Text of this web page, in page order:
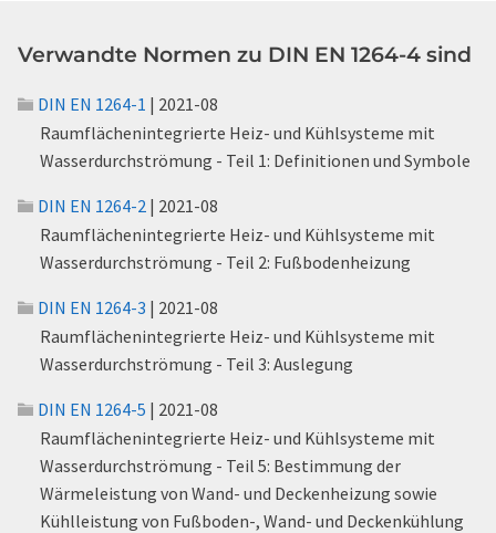
Verwandte Normen zu DIN EN 1264-4 sind
DIN EN 1264-1 | 2021-08
Raumflächenintegrierte Heiz- und Kühlsysteme mit
Wasserdurchströmung - Teil 1: Definitionen und Symbole
DIN EN 1264-2 | 2021-08
Raumflächenintegrierte Heiz- und Kühlsysteme mit
Wasserdurchströmung - Teil 2: Fußbodenheizung
DIN EN 1264-3 | 2021-08
Raumflächenintegrierte Heiz- und Kühlsysteme mit
Wasserdurchströmung - Teil 3: Auslegung
DIN EN 1264-5 | 2021-08
Raumflächenintegrierte Heiz- und Kühlsysteme mit
Wasserdurchströmung - Teil 5: Bestimmung der
Wärmeleistung von Wand- und Deckenheizung sowie
Kühlleistung von Fußboden-, Wand- und Deckenkühlung